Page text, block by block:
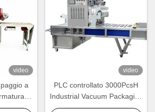
video
a
materie
video
PLC controllato 3000PcsH
Industrial Vacuum Packaging
Machine